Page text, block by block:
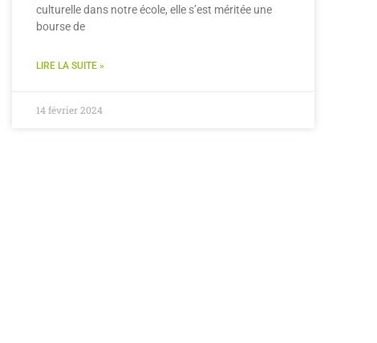
culturelle dans notre école, elle s’est méritée une
bourse de
LIRE LA SUITE »
14 février 2024